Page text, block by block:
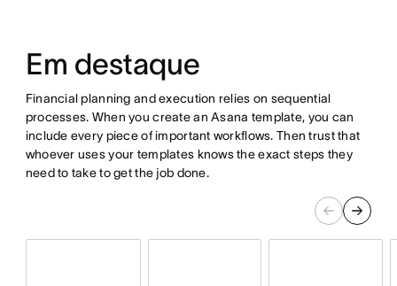
Em destaque
Financial planning and execution relies on sequential
processes. When you create an Asana template, you can
include every piece of important workflows. Then trust that
whoever uses your templates knows the exact steps they
need to take to get the job done.